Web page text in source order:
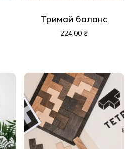
Тримай баланс
224,00 ₴